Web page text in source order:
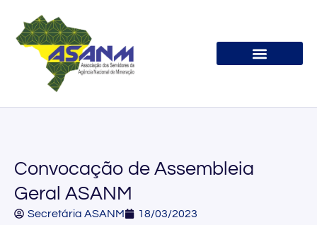
Convocação de Assembleia
Geral ASANM
Secretária ASANM 18/03/2023